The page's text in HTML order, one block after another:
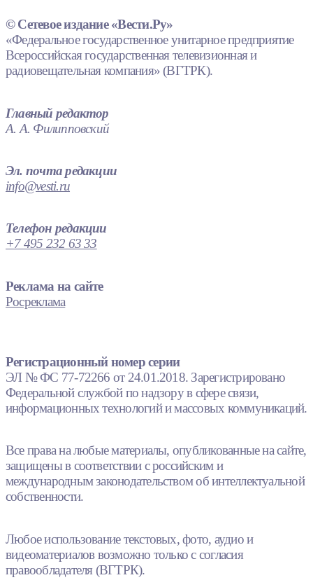
© Сетевое издание «Вести.Ру»
«Федеральное государственное унитарное предприятие
Всероссийская государственная телевизионная и
радиовещательная компания» (ВГТРК).
Главный редактор
А. А. Филипповский
Эл. почта редакции
info@vesti.ru
Телефон редакции
+7 495 232 63 33
Реклама на сайте
Росреклама
Регистрационный номер серии
ЭЛ № ФС 77-72266 от 24.01.2018. Зарегистрировано
Федеральной службой по надзору в сфере связи,
информационных технологий и массовых коммуникаций.
Все права на любые материалы, опубликованные на сайте,
защищены в соответствии с российским и
международным законодательством об интеллектуальной
собственности.
Любое использование текстовых, фото, аудио и
видеоматериалов возможно только с согласия
правообладателя (ВГТРК).